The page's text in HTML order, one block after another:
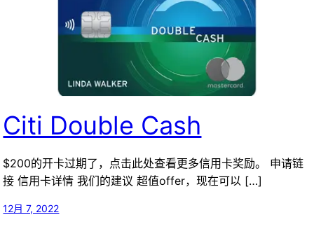
Citi Double Cash
$200的开卡过期了，点击此处查看更多信用卡奖励。 申请链
接 信用卡详情 我们的建议 超值offer，现在可以 […]
12月 7, 2022